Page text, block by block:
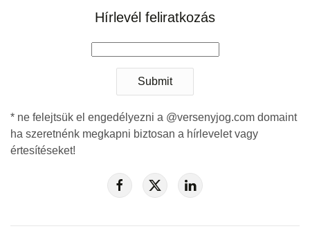
Hírlevél feliratkozás
Submit
* ne felejtsük el engedélyezni a @versenyjog.com domaint
ha szeretnénk megkapni biztosan a hírlevelet vagy
értesítéseket!